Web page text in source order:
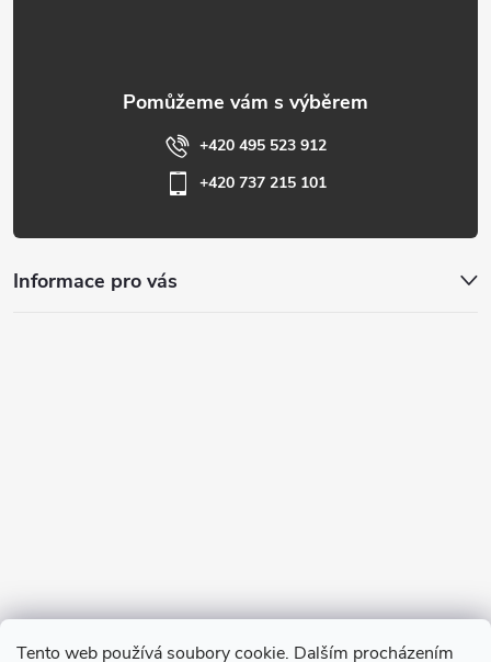
Tento web používá soubory cookie. Dalším procházením
Informace pro vás
+420 495 523 912
+420 737 215 101